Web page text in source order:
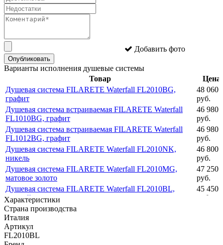
Добавить фото
Опубликовать
Варианты исполнения душевые системы
Товар
Цена
Душевая система FILARETE Waterfall FL2010BG,
графит
48 060
руб.
Душевая система встраиваемая FILARETE Waterfall
FL1010BG, графит
46 980
руб.
Душевая система встраиваемая FILARETE Waterfall
FL1012BG, графит
46 980
руб.
Душевая система FILARETE Waterfall FL2010NK,
никель
46 800
руб.
Душевая система FILARETE Waterfall FL2010MG,
матовое золото
47 250
руб.
Душевая система FILARETE Waterfall FL2010BL,
черный
45 450
руб.
Характеристики
Страна производства
Италия
Артикул
FL2010BL